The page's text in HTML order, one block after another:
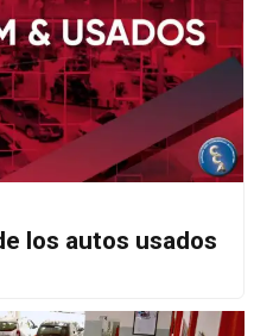
los autos usados